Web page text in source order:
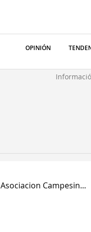
OPINIÓN
Asociacion Campesin...